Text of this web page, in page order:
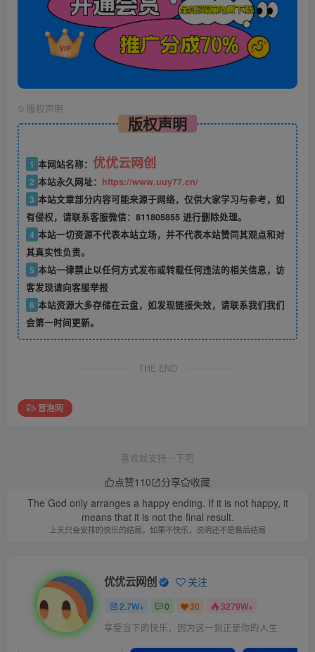
© 版权声明
版权声明
1 本网站名称： 优优云网创
2 本站永久网址： https://www.uuy77.cn/
3 本站文章部分内容可能来源于网络，仅供大家学习与参考，如
有侵权，请联系客服微信：811805855 进行删除处理。
4 本站一切资源不代表本站立场，并不代表本站赞同其观点和对
其真实性负责。
5 本站一律禁止以任何方式发布或转载任何违法的相关信息，访
客发现请向客服举报
6 本站资源大多存储在云盘，如发现链接失效，请联系我们我们
会第一时间更新。
THE END
冒泡网
喜欢就支持一下吧
点赞110 分享
收藏
The God only arranges a happy ending. If it is not happy, it
means that it is not the final result.
上天只会安排的快乐的结局。如果不快乐，说明还不是最后结局
优优云网创 关注
2.7W+ 0 30 3279W+
享受当下的快乐，因为这一刻正是你的人生